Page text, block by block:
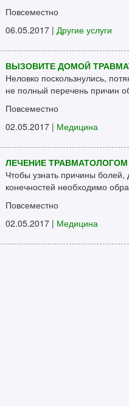
Повсеместно
06.05.2017 | Другие услуги
ВЫЗОВИТЕ ДОМОЙ
Неловко поскользнулись,
не полный перечень причин
Повсеместно
02.05.2017 | Медицина
ЛЕЧЕНИЕ
Чтобы узнать причины
конечностей необходимо
Повсеместно
02.05.2017 | Медицина